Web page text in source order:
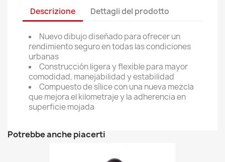
Descrizione Dettagli del prodotto
Nuevo dibujo diseñado para ofrecer un
rendimiento seguro en todas las condiciones
urbanas
Construcción ligera y flexible para mayor
comodidad, manejabilidad y estabilidad
Compuesto de sílice con una nueva mezcla
que mejora el kilometraje y la adherencia en
superficie mojada
Potrebbe anche piacerti